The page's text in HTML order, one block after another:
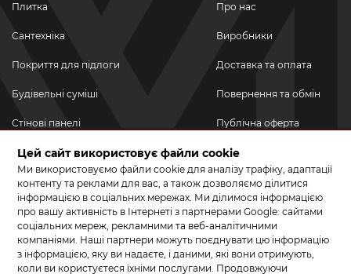
Плитка
Сантехніка
Покриття для підлоги
Будівельні суміші
Стінові панелі
Новинки
Акційні товари
Акції/Знижки
Про нас
Виробники
Доставка та оплата
Повернення та обмін
Публічна оферта
Політика
конфіденційності
ПРИЄДНУЙТЕСЬ ДО НАС У СОЦМЕРЕЖАХ
Цей сайт використовує файли cookie
Ми використовуємо файли cookie для аналізу трафіку, адаптації
контенту та реклами для вас, а також дозволяємо ділитися
інформацією в соціальних мережах. Ми ділимося інформацією
про вашу активність в Інтернеті з партнерами Google: сайтами
соціальних мереж, рекламними та веб-аналітичними
компаніями. Наші партнери можуть поєднувати цю інформацію
з інформацією, яку ви надаєте, і даними, які вони отримують,
коли ви користуєтеся їхніми послугами. Продовжуючи